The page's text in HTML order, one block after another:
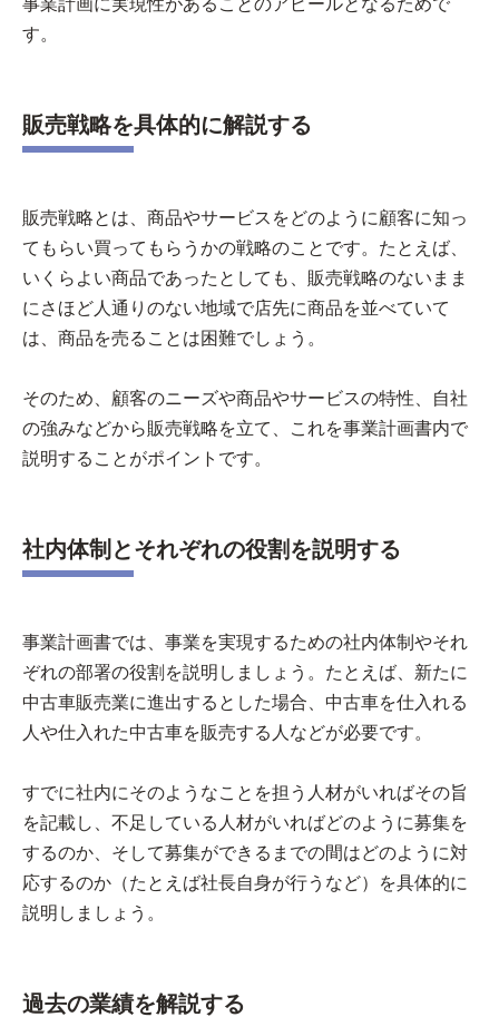
事業計画に実現性があることのアピールとなるためで
す。
販売戦略を具体的に解説する
販売戦略とは、商品やサービスをどのように顧客に知っ
てもらい買ってもらうかの戦略のことです。たとえば、
いくらよい商品であったとしても、販売戦略のないまま
にさほど人通りのない地域で店先に商品を並べていて
は、商品を売ることは困難でしょう。
そのため、顧客のニーズや商品やサービスの特性、自社
の強みなどから販売戦略を立て、これを事業計画書内で
説明することがポイントです。
社内体制とそれぞれの役割を説明する
事業計画書では、事業を実現するための社内体制やそれ
ぞれの部署の役割を説明しましょう。たとえば、新たに
中古車販売業に進出するとした場合、中古車を仕入れる
人や仕入れた中古車を販売する人などが必要です。
すでに社内にそのようなことを担う人材がいればその旨
を記載し、不足している人材がいればどのように募集を
するのか、そして募集ができるまでの間はどのように対
応するのか（たとえば社長自身が行うなど）を具体的に
説明しましょう。
過去の業績を解説する